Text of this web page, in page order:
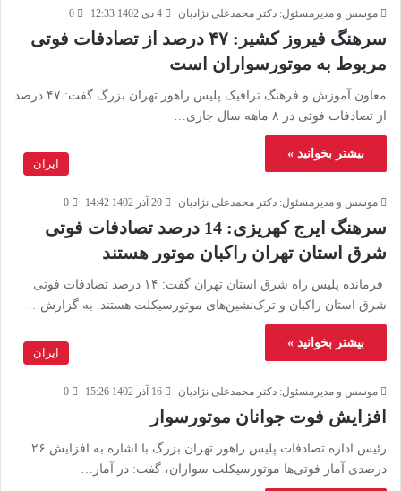
موسس و مدیرمسئول: دکتر محمدعلی نژادیان 4 دی 1402 12:33 0
سرهنگ فیروز کشیر: ۴۷ درصد از تصادفات فوتی
مربوط به موتورسواران است
معاون آموزش و فرهنگ ترافیک پلیس راهور تهران بزرگ گفت: ۴۷ درصد
از تصادفات فوتی در ۸ ماهه سال جاری…
بیشتر بخوانید »
ایران
موسس و مدیرمسئول: دکتر محمدعلی نژادیان 20 آذر 1402 14:42 0
سرهنگ ایرج کهریزی: 14 درصد تصادفات فوتی
شرق استان تهران راکبان موتور هستند
فرمانده پلیس‌ راه شرق استان تهران گفت: ۱۴ درصد تصادفات فوتی
شرق استان راکبان و ترک‌نشین‌های موتورسیکلت هستند. به گزارش…
بیشتر بخوانید »
ایران
موسس و مدیرمسئول: دکتر محمدعلی نژادیان 16 آذر 1402 15:26 0
افزایش فوت جوانان موتورسوار
رئیس اداره تصادفات پلیس راهور تهران بزرگ با اشاره به افزایش ۲۶
درصدی آمار فوتی‌ها موتورسیکلت سواران، گفت: در آمار…